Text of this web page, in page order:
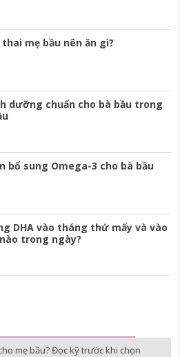
mẹ bầu nên ăn gì?
dưỡng chuẩn cho bà bầu trong
bổ sung Omega-3 cho bà bầu
DHA vào tháng thứ mấy và vào
trong ngày?
mẹ bầu? Đọc kỹ trước khi chọn